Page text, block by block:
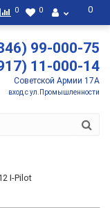
0
0 0
99-000-75
11-000-14
Советской Армии 17А
вход с ул.Промышленности
I-Pilot